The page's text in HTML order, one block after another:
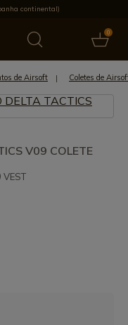
continental)
0
Últimas notícias
de Airsoft Coletes de
V09 COLETE
VEST